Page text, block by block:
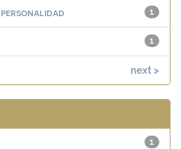
1
1
next >
1